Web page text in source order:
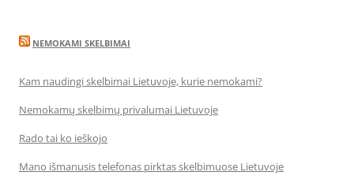
NEMOKAMI SKELBIMAI
Kam naudingi skelbimai Lietuvoje, kurie nemokami?
Nemokamų skelbimų privalumai Lietuvoje
Rado tai ko ieškojo
Mano išmanusis telefonas pirktas skelbimuose Lietuvoje